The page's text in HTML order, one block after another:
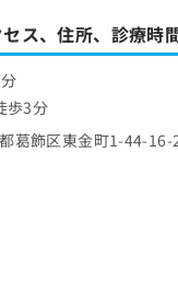
ス、住所、診療時間
歩3分
葛飾区東金町1-44-16-